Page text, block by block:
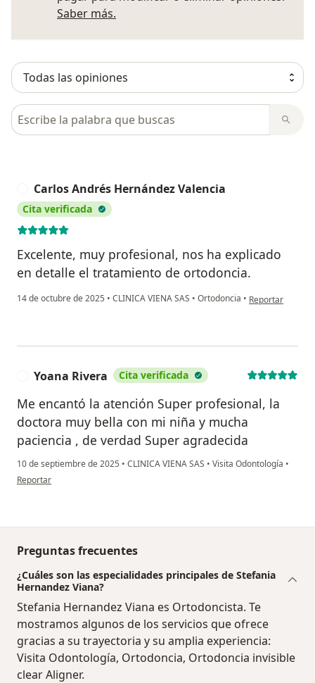
Saber más.
Busca en opiniones
Carlos Andrés Hernández Valencia
Cita verificada
Excelente, muy profesional, nos ha explicado
en detalle el tratamiento de ortodoncia.
14 de octubre de 2025 • CLINICA VIENA SAS • Ortodoncia • en opinión del
Reportar
Yoana Rivera Cita verificada
Me encantó la atención Super profesional, la
doctora muy bella con mi niña y mucha
paciencia , de verdad Super agradecida
10 de septiembre de 2025 • CLINICA VIENA SAS • Visita Odontología •
en opinión del usuario Yoana Rivera
Reportar
Preguntas frecuentes
¿Cuáles son las especialidades principales de Stefania
Hernandez Viana?
Stefania Hernandez Viana es Ortodoncista. Te
mostramos algunos de los servicios que ofrece
gracias a su trayectoria y su amplia experiencia:
Visita Odontología, Ortodoncia, Ortodoncia invisible
clear Aligner.